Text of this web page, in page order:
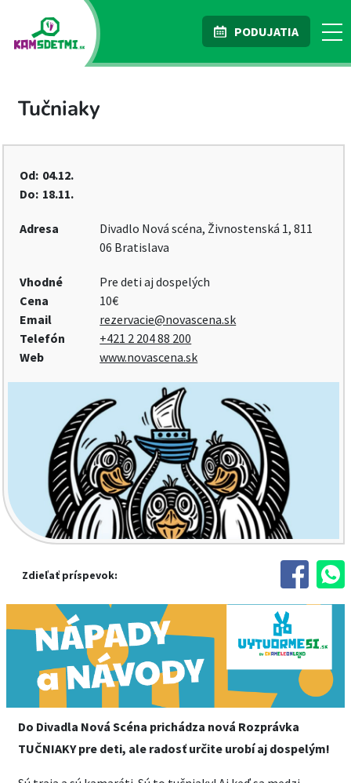
PODUJATIA
Tučniaky
Od: 04.12.
Do: 18.11.
Adresa
Divadlo Nová scéna, Živnostenská 1, 811
06 Bratislava
Vhodné
Pre deti aj dospelých
Cena
10€
Email
rezervacie@novascena.sk
Telefón
+421 2 204 88 200
Web
www.novascena.sk
Zdieľať príspevok:
Do Divadla Nová Scéna prichádza nová Rozprávka
TUČNIAKY pre deti, ale radosť určite urobí aj dospelým!